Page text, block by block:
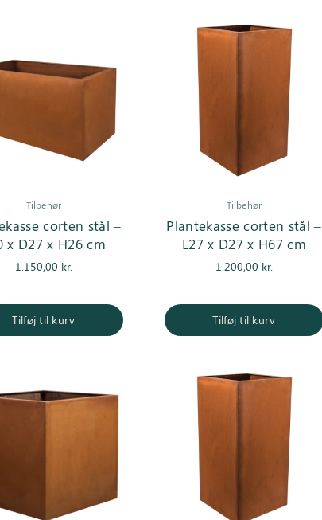
Tilbehør
corten stål –
x D27 x H26 cm
1.150,00 kr.
Tilføj til kurv
Tilbehør
Plantekasse corten stål –
L27 x D27 x H67 cm
1.200,00 kr.
Tilføj til kurv